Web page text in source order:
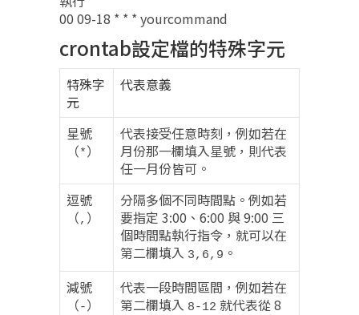
00 09-18 * * * yourcommand
crontab設定檔的特殊字元
特殊字
元
代表意義
星號
（*）
代表接受任意時刻，例如若在
月份那一欄填入星號，則代表
任一月份皆可。
逗號
（, ）
分隔多個不同時間點。例如若
要指定 3:00、6:00 與 9:00 三
個時間點執行指令，就可以在
第二欄填入 3,6,9 。
減號
（-）
代表一段時間區間，例如若在
第二欄填入 8-12 就代表從 8